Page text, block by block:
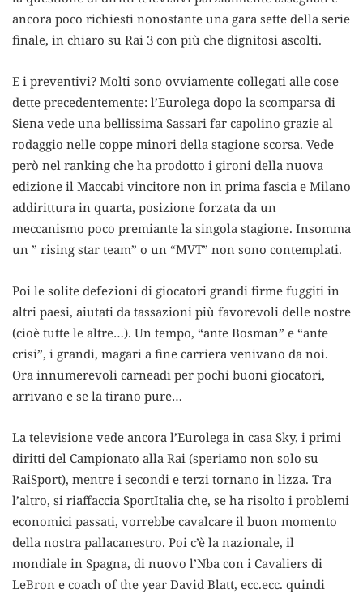
ancora poco richiesti nonostante una gara sette della serie
finale, in chiaro su Rai 3 con più che dignitosi ascolti.
E i preventivi? Molti sono ovviamente collegati alle cose
dette precedentemente: l’Eurolega dopo la scomparsa di
Siena vede una bellissima Sassari far capolino grazie al
rodaggio nelle coppe minori della stagione scorsa. Vede
però nel ranking che ha prodotto i gironi della nuova
edizione il Maccabi vincitore non in prima fascia e Milano
addirittura in quarta, posizione forzata da un
meccanismo poco premiante la singola stagione. Insomma
un ” rising star team” o un “MVT” non sono contemplati.
Poi le solite defezioni di giocatori grandi firme fuggiti in
altri paesi, aiutati da tassazioni più favorevoli delle nostre
(cioè tutte le altre…). Un tempo, “ante Bosman” e “ante
crisi”, i grandi, magari a fine carriera venivano da noi.
Ora innumerevoli carneadi per pochi buoni giocatori,
arrivano e se la tirano pure…
La televisione vede ancora l’Eurolega in casa Sky, i primi
diritti del Campionato alla Rai (speriamo non solo su
RaiSport), mentre i secondi e terzi tornano in lizza. Tra
l’altro, si riaffaccia SportItalia che, se ha risolto i problemi
economici passati, vorrebbe cavalcare il buon momento
della nostra pallacanestro. Poi c’è la nazionale, il
mondiale in Spagna, di nuovo l’Nba con i Cavaliers di
LeBron e coach of the year David Blatt, ecc.ecc. quindi